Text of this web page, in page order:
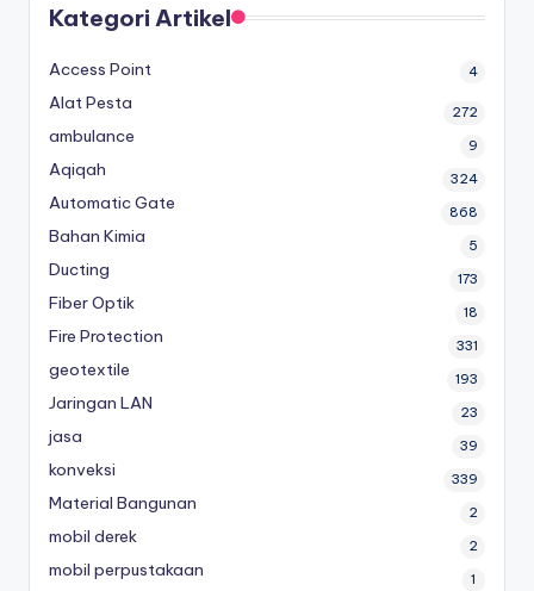
Kategori Artikel
Access Point 4
Alat Pesta 272
ambulance 9
Aqiqah 324
Automatic Gate 868
Bahan Kimia 5
Ducting 173
Fiber Optik 18
Fire Protection 331
geotextile 193
Jaringan LAN 23
jasa 39
konveksi 339
Material Bangunan 2
mobil derek 2
mobil perpustakaan 1